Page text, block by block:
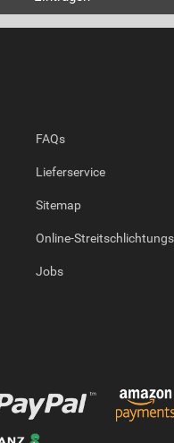
FAQs
Lieferservice
Sitemap
Online-
Jobs